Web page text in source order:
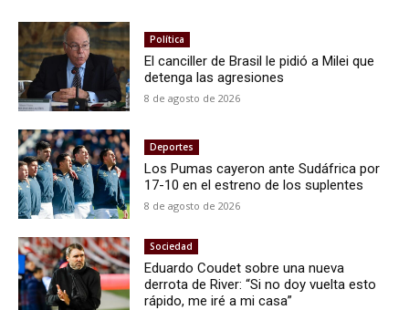
Política
El canciller de Brasil le pidió a Milei que
detenga las agresiones
8 de agosto de 2026
Deportes
Los Pumas cayeron ante Sudáfrica por
17-10 en el estreno de los suplentes
8 de agosto de 2026
Sociedad
Eduardo Coudet sobre una nueva
derrota de River: “Si no doy vuelta esto
rápido, me iré a mi casa”